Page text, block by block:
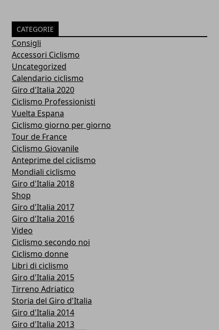
CATEGORIE
Consigli
Accessori Ciclismo
Uncategorized
Calendario ciclismo
Giro d'Italia 2020
Ciclismo Professionisti
Vuelta Espana
Ciclismo giorno per giorno
Tour de France
Ciclismo Giovanile
Anteprime del ciclismo
Mondiali ciclismo
Giro d'Italia 2018
Shop
Giro d'Italia 2017
Giro d'Italia 2016
Video
Ciclismo secondo noi
Ciclismo donne
Libri di ciclismo
Giro d'Italia 2015
Tirreno Adriatico
Storia del Giro d'Italia
Giro d'Italia 2014
Giro d'Italia 2013